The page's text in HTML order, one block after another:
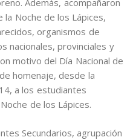
Además, acompañaron
Noche de los Lápices,
organismos de
nacionales, provinciales y
motivo del Día Nacional de
homenaje, desde la
a los estudiantes
de los Lápices.
Secundarios, agrupación